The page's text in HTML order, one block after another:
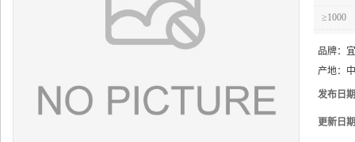
≥1000
品牌：
产地：
发布日
更新日